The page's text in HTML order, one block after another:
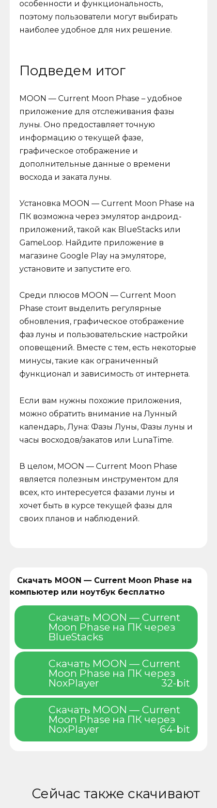
особенности и функциональность,
поэтому пользователи могут выбирать
наиболее удобное для них решение.
Подведем итог
MOON — Current Moon Phase – удобное
приложение для отслеживания фазы
луны. Оно предоставляет точную
информацию о текущей фазе,
графическое отображение и
дополнительные данные о времени
восхода и заката луны.
Установка MOON — Current Moon Phase на
ПК возможна через эмулятор андроид-
приложений, такой как BlueStacks или
GameLoop. Найдите приложение в
магазине Google Play на эмуляторе,
установите и запустите его.
Среди плюсов MOON — Current Moon
Phase стоит выделить регулярные
обновления, графическое отображение
фаз луны и пользовательские настройки
оповещений. Вместе с тем, есть некоторые
минусы, такие как ограниченный
функционал и зависимость от интернета.
Если вам нужны похожие приложения,
можно обратить внимание на Лунный
календарь, Луна: Фазы Луны, Фазы луны и
часы восходов/закатов или LunaTime.
В целом, MOON — Current Moon Phase
является полезным инструментом для
всех, кто интересуется фазами луны и
хочет быть в курсе текущей фазы для
своих планов и наблюдений.
Скачать MOON — Current Moon Phase на
компьютер или ноутбук бесплатно
Скачать MOON — Current
Moon Phase на ПК через
BlueStacks
Скачать MOON — Current
Moon Phase на ПК через
NoxPlayer
32-bit
Скачать MOON — Current
Moon Phase на ПК через
NoxPlayer
64-bit
Сейчас также скачивают